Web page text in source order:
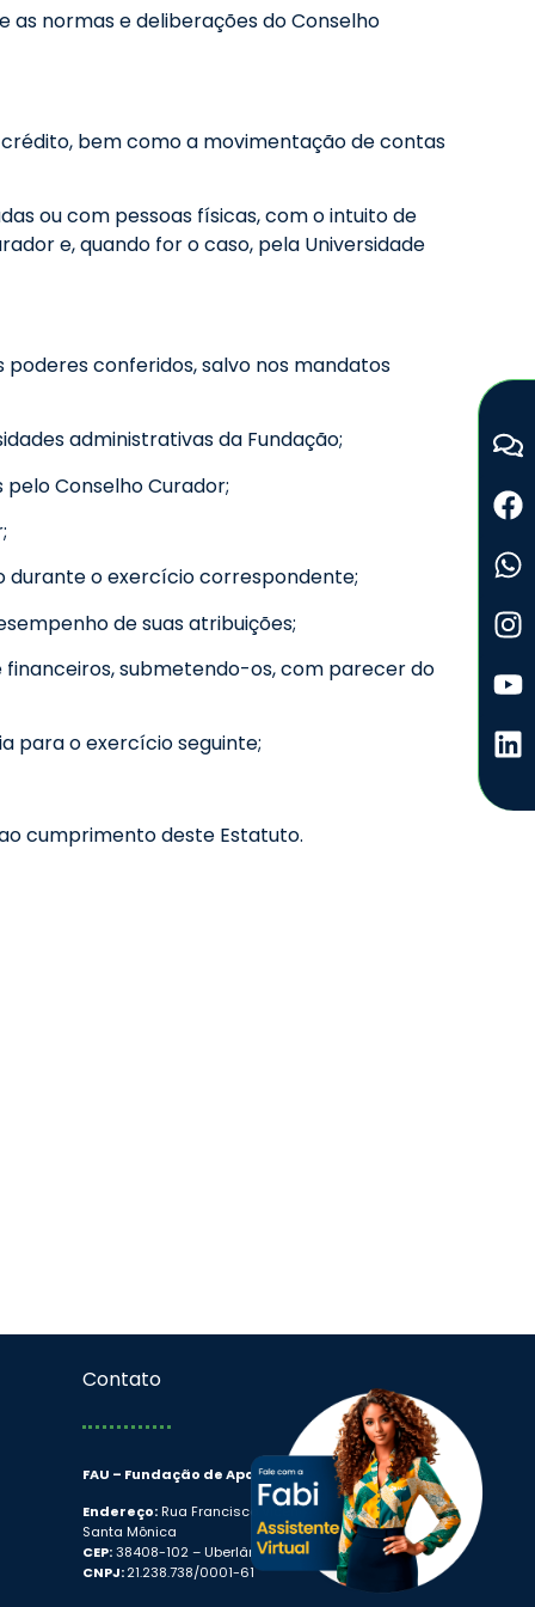
normas e deliberações do Conselho
bem como a movimentação de contas
ou com pessoas físicas, com o intuito de
e, quando for o caso, pela Universidade
conferidos, salvo nos mandatos
administrativas da Fundação;
Conselho Curador;
durante o exercício correspondente;
de suas atribuições;
submetendo-os, com parecer do
para o exercício seguinte;
cumprimento deste Estatuto.
Contato
FAU – Fundação de Apoio Universitário
Endereço: Rua Francisco Vicente Ferreira, 126
Santa Mônica
CEP:38408-102 – Uberlândia/MG
CNPJ:21.238.738/0001-61